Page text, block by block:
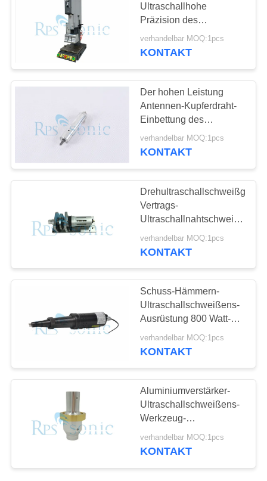
Ultraschallhohe
Präzision des
schweißens-Werkzeug-
15khz 5000W
verhandelbar MOQ:1pcs
KONTAKT
Der hohen Leistung
Antennen-Kupferdraht-
Einbettung des
Ultraschallschweißens-
Werkzeug-60Khz
verhandelbar MOQ:1pcs
KONTAKT
Drehultraschallschweißgerät-
Vertrags-
Ultraschallnahtschweißungs-
Maschine
verhandelbar MOQ:1pcs
KONTAKT
Schuss-Hämmern-
Ultraschallschweißens-
Ausrüstung 800 Watt-
starker Ertrag
verhandelbar MOQ:1pcs
KONTAKT
Aluminiumverstärker-
Ultraschallschweißens-
Werkzeug-
hitzebeständige lange
Lebensdauer
verhandelbar MOQ:1pcs
KONTAKT